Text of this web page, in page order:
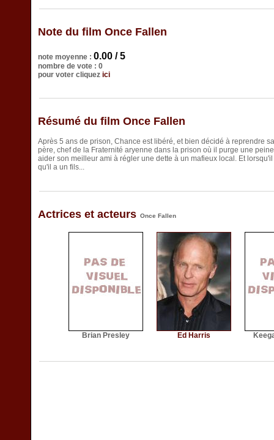
Note du film Once Fallen
note moyenne : 0.00 / 5
nombre de vote : 0
pour voter cliquez ici
Résumé du film Once Fallen
Après 5 ans de prison, Chance est libéré, et bien décidé à reprendre
père, chef de la Fraternité aryenne dans la prison où il purge une
aider son meilleur ami à régler une dette à un mafieux local. Et
qu'il a un fils...
Actrices et acteurs Once Fallen
Brian Presley Ed Harris